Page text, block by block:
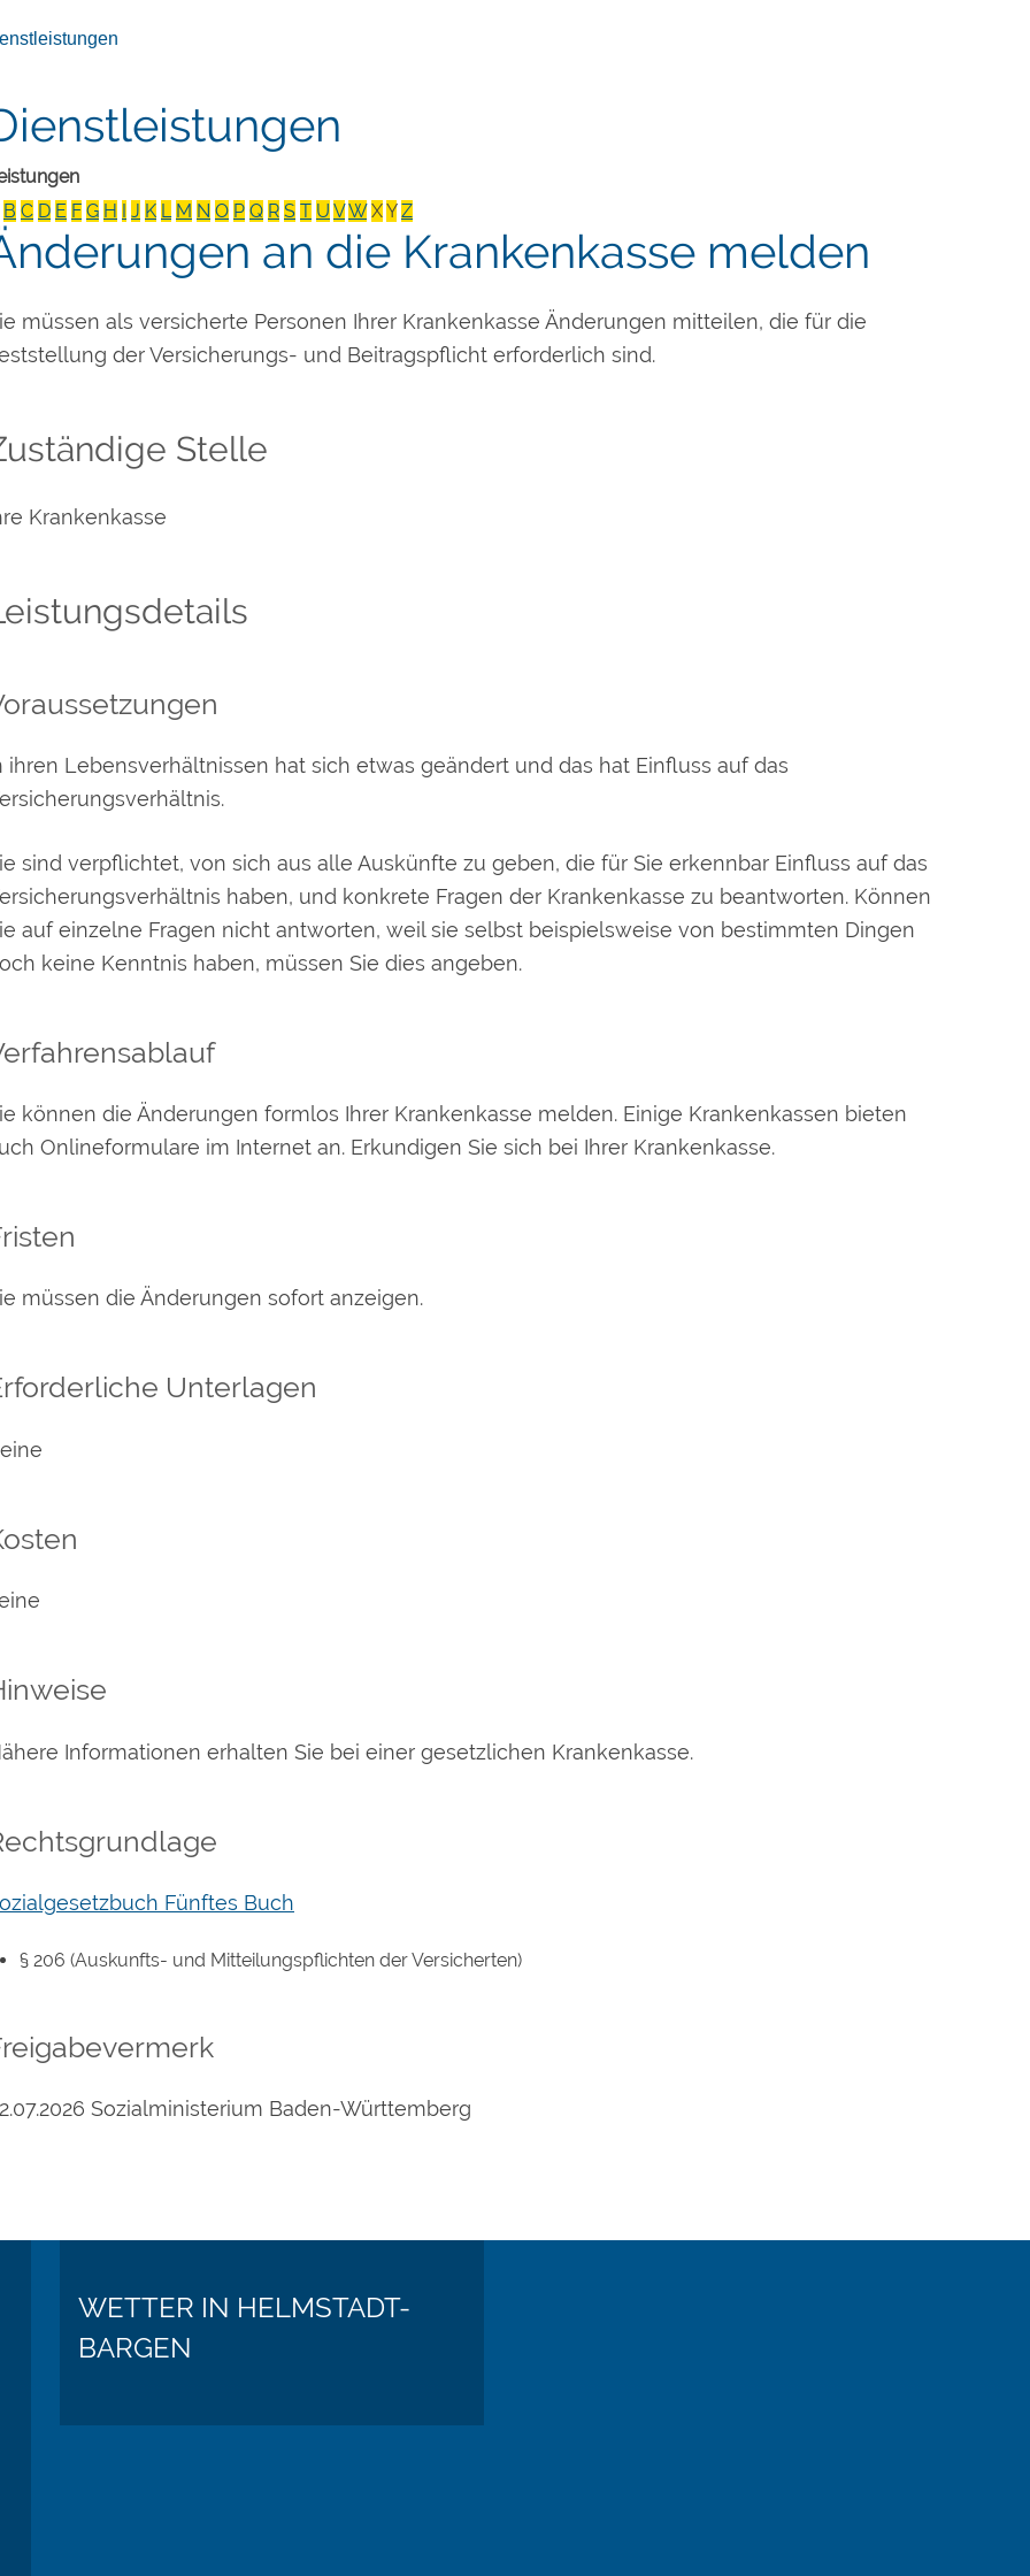
B C D E F G H I J K L M N O P Q R S T U VW XY Z
an die Krankenkasse melden
müssen als versicherte Personen Ihrer Krankenkasse Änderungen mitteilen, die für die
der Versicherungs- und Beitragspflicht erforderlich sind.
Stelle
Krankenkasse
ihren Lebensverhältnissen hat sich etwas geändert und das hat Einfluss auf das
sind verpflichtet, von sich aus alle Auskünfte zu geben, die für Sie erkennbar Einfluss auf das
haben, und konkrete Fragen der Krankenkasse zu beantworten. Können
auf einzelne Fragen nicht antworten, weil sie selbst beispielsweise von bestimmten Dingen
keine Kenntnis haben, müssen Sie dies angeben.
können die Änderungen formlos Ihrer Krankenkasse melden. Einige Krankenkassen bieten
Onlineformulare im Internet an. Erkundigen Sie sich bei Ihrer Krankenkasse.
müssen die Änderungen sofort anzeigen.
Unterlagen
Informationen erhalten Sie bei einer gesetzlichen Krankenkasse.
Fünftes Buch
§ 206 (Auskunfts- und Mitteilungspflichten der Versicherten)
Sozialministerium Baden-Württemberg
WETTER IN HELMSTADT-
BARGEN